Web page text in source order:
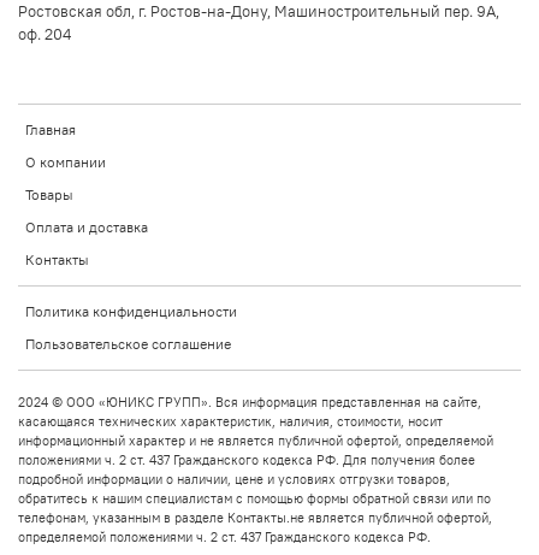
Главная
О компании
Товары
Оплата и доставка
Контакты
Политика конфиденциальности
Пользовательское соглашение
Ростовская обл, г. Ростов-на-Дону, Машиностроительный пер. 9А,
оф. 204
2024 © ООО «ЮНИКС ГРУПП». Вся информация представленная на сайте,
касающаяся технических характеристик, наличия, стоимости, носит
информационный характер и не является публичной офертой, определяемой
положениями ч. 2 ст. 437 Гражданского кодекса РФ. Для получения более
подробной информации о наличии, цене и условиях отгрузки товаров,
обратитесь к нашим специалистам с помощью формы обратной связи или по
телефонам, указанным в разделе Контакты.не является публичной офертой,
определяемой положениями ч. 2 ст. 437 Гражданского кодекса РФ.